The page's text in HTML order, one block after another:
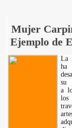
Mujer
Ejemplo de
La
ha
su
a